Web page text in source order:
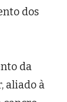
dos
da
aliado à